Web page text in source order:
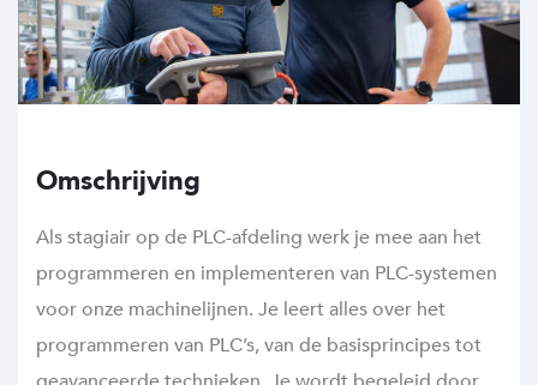
Omschrijving
Als stagiair op de PLC-afdeling werk je mee aan het
programmeren en implementeren van PLC-systemen
voor onze machinelijnen. Je leert alles over het
programmeren van PLC’s, van de basisprincipes tot